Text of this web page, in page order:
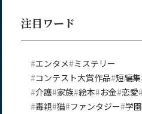
注目ワード
エンタメ ミステリー
コンテスト大賞作品 短編集
介護 家族 絵本 お金 恋愛
毒親 猫 ファンタジー 学園